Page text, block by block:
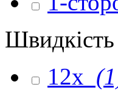
Швидкість
12x